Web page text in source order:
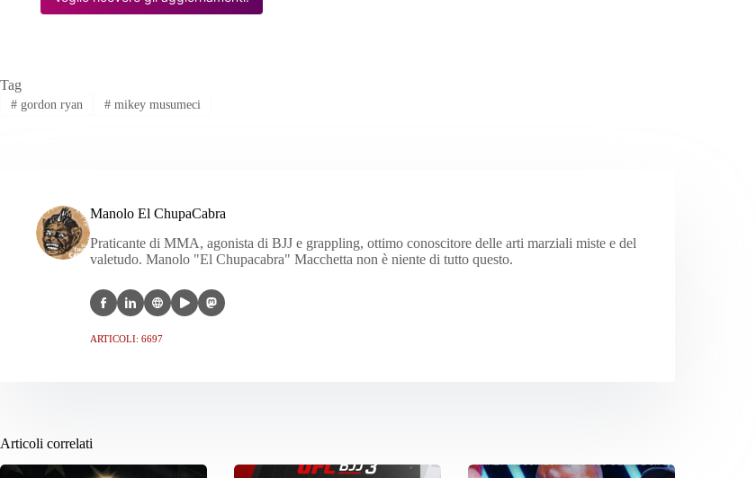
Tag
#gordon ryan #mikey musumeci
Manolo El ChupaCabra
Praticante di MMA, agonista di BJJ e grappling, ottimo conoscitore delle arti marziali miste e del
valetudo. Manolo "El Chupacabra" Macchetta non è niente di tutto questo.
ARTICOLI: 6697
Articoli correlati